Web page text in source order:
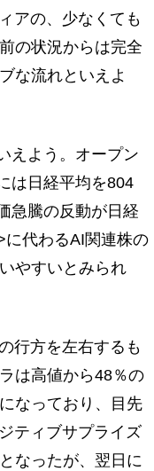
アの、少なくても
の状況からは完全
な流れといえよ
えよう。オープン
は日経平均を804
急騰の反動が日経
代わるAI関連株の
やすいとみられ
行方を左右するも
は高値から48％の
なっており、目先
ティブサプライズ
なったが、翌日に